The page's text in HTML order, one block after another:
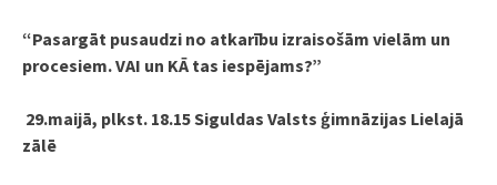
“Pasargāt pusaudzi no atkarību izraisošām vielām un
procesiem. VAI un KĀ tas iespējams?”
29.maijā, plkst. 18.15 Siguldas Valsts ģimnāzijas Lielajā
zālē